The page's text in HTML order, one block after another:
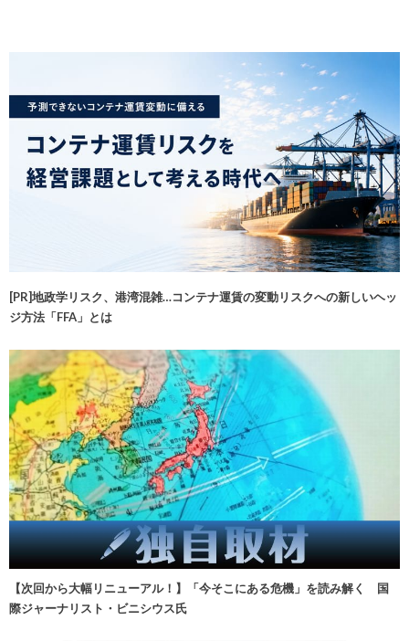
[PR]地政学リスク、港湾混雑…コンテナ運賃の変動リスクへの新しいヘッ
ジ方法「FFA」とは
【次回から大幅リニューアル！】「今そこにある危機」を読み解く 国
際ジャーナリスト・ビニシウス氏